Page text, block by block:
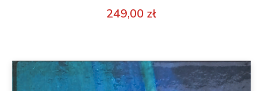
249,00 zł